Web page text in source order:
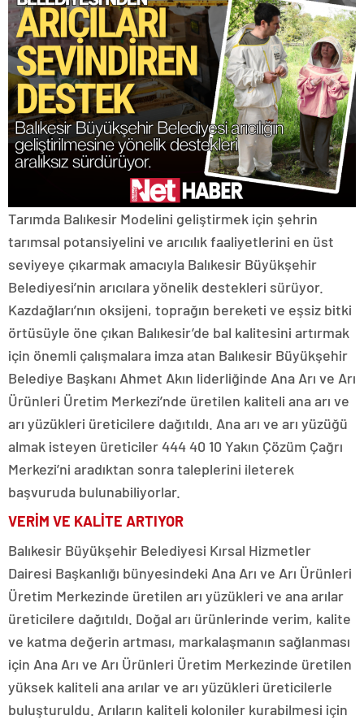
Tarımda Balıkesir Modelini geliştirmek için şehrin
tarımsal potansiyelini ve arıcılık faaliyetlerini en üst
seviyeye çıkarmak amacıyla Balıkesir Büyükşehir
Belediyesi’nin arıcılara yönelik destekleri sürüyor.
Kazdağları’nın oksijeni, toprağın bereketi ve eşsiz bitki
örtüsüyle öne çıkan Balıkesir’de bal kalitesini artırmak
için önemli çalışmalara imza atan Balıkesir Büyükşehir
Belediye Başkanı Ahmet Akın liderliğinde Ana Arı ve Arı
Ürünleri Üretim Merkezi’nde üretilen kaliteli ana arı ve
arı yüzükleri üreticilere dağıtıldı. Ana arı ve arı yüzüğü
almak isteyen üreticiler 444 40 10 Yakın Çözüm Çağrı
Merkezi’ni aradıktan sonra taleplerini ileterek
başvuruda bulunabiliyorlar.
VERİM VE KALİTE ARTIYOR
Balıkesir Büyükşehir Belediyesi Kırsal Hizmetler
Dairesi Başkanlığı bünyesindeki Ana Arı ve Arı Ürünleri
Üretim Merkezinde üretilen arı yüzükleri ve ana arılar
üreticilere dağıtıldı. Doğal arı ürünlerinde verim, kalite
ve katma değerin artması, markalaşmanın sağlanması
için Ana Arı ve Arı Ürünleri Üretim Merkezinde üretilen
yüksek kaliteli ana arılar ve arı yüzükleri üreticilerle
buluşturuldu. Arıların kaliteli koloniler kurabilmesi için